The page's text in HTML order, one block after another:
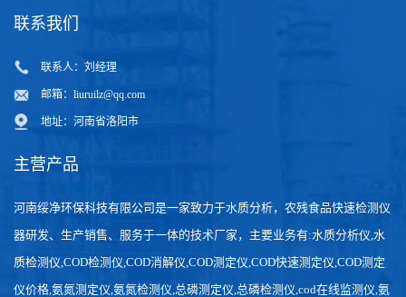
联系我们
联系人：刘经理
邮箱： liuruilz@qq.com
地址：河南省洛阳市
主营产品
河南绥净环保科技有限公司是一家致力于水质分析，农残食品快速检测仪
器研发、生产销售、服务于一体的技术厂家，主要业务有:水质分析仪,水
质检测仪,COD检测仪,COD消解仪,COD测定仪,COD快速测定仪,COD测定
仪价格,氨氮测定仪,氨氮检测仪,总磷测定仪,总磷检测仪,cod在线监测仪,氨